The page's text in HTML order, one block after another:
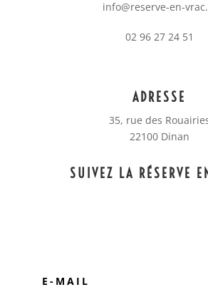
info@reserve-en-
02 96 27 24 51
ADRESSE
35, rue des
22100 Dinan
SUIVEZ LA RÉSERVE